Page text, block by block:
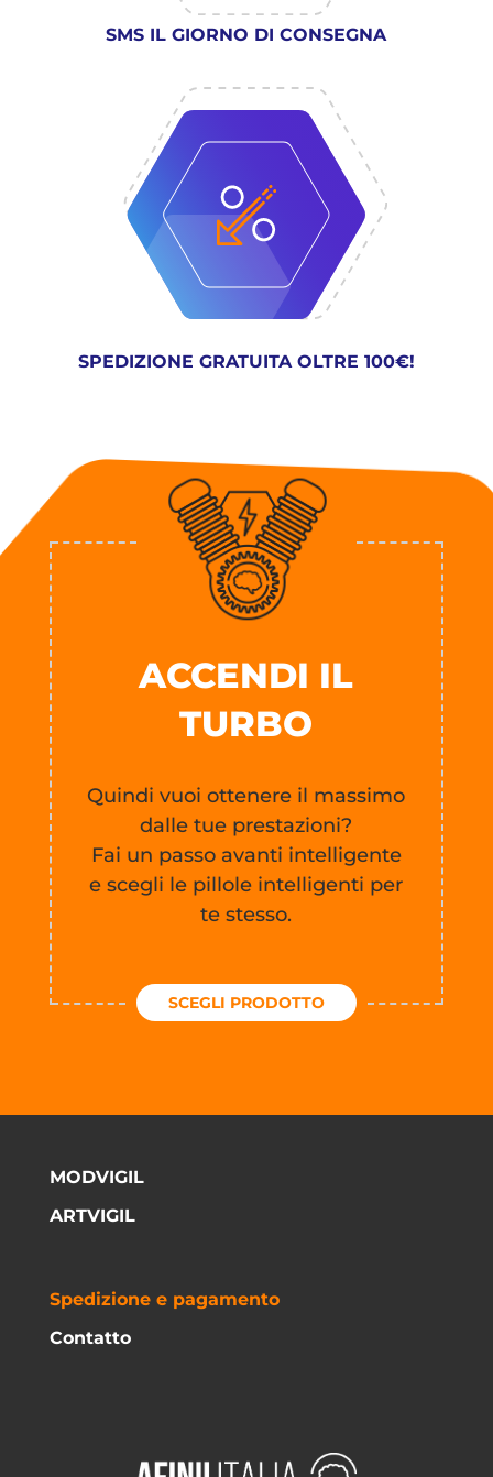
SMS IL GIORNO DI CONSEGNA
SPEDIZIONE GRATUITA OLTRE 100€!
ACCENDI IL
TURBO
Quindi vuoi ottenere il massimo
dalle tue prestazioni?
Fai un passo avanti intelligente
e scegli le pillole intelligenti per
te stesso.
SCEGLI PRODOTTO
MODVIGIL
ARTVIGIL
Spedizione e pagamento
Contatto